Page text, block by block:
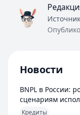
Новости
BNPL в России:
сценариям
Кредиты